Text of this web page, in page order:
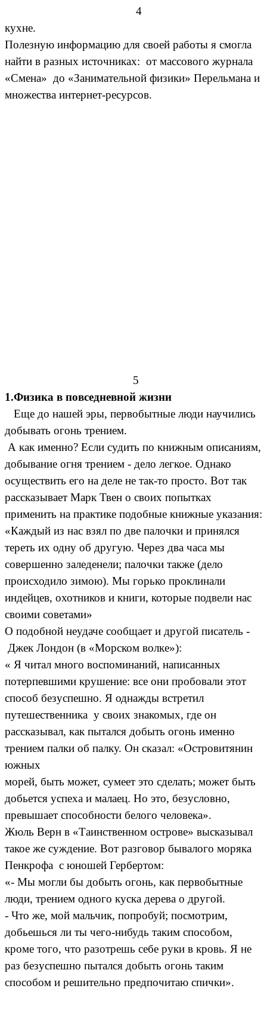
4
кухне.
Полезную информацию для своей работы я смогла
найти в разных источниках: от массового журнала
«Смена» до «Занимательной физики» Перельмана и
множества интернет-ресурсов.
5
1.Физика в повседневной жизни
Еще до нашей эры, первобытные люди научились
добывать огонь трением.
А как именно? Если судить по книжным описаниям,
добывание огня трением - дело легкое. Однако
осуществить его на деле не так-то просто. Вот так
рассказывает Марк Твен о своих попытках
применить на практике подобные книжные указания:
«Каждый из нас взял по две палочки и принялся
тереть их одну об другую. Через два часа мы
совершенно заледенели; палочки также (дело
происходило зимою). Мы горько проклинали
индейцев, охотников и книги, которые подвели нас
своими советами»
О подобной неудаче сообщает и другой писатель -
Джек Лондон (в «Морском волке»):
« Я читал много воспоминаний, написанных
потерпевшими крушение: все они пробовали этот
способ безуспешно. Я однажды встретил
путешественника у своих знакомых, где он
рассказывал, как пытался добыть огонь именно
трением палки об палку. Он сказал: «Островитянин
южных
морей, быть может, сумеет это сделать; может быть
добьется успеха и малаец. Но это, безусловно,
превышает способности белого человека».
Жюль Верн в «Таинственном острове» высказывал
такое же суждение. Вот разговор бывалого моряка
Пенкрофа с юношей Гербертом:
«- Мы могли бы добыть огонь, как первобытные
люди, трением одного куска дерева о другой.
- Что же, мой мальчик, попробуй; посмотрим,
добьешься ли ты чего-нибудь таким способом,
кроме того, что разотрешь себе руки в кровь. Я не
раз безуспешно пытался добыть огонь таким
способом и решительно предпочитаю спички».